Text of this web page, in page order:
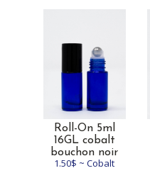
Roll-On 5ml
16GL cobalt
bouchon noir
1.50$ ~ Cobalt